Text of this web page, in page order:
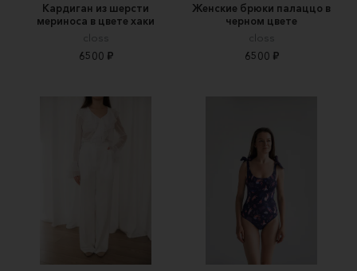
Кардиган из шерсти
мериноса в цвете хаки
closs
6500 ₽
Женские брюки палаццо в
черном цвете
closs
6500 ₽